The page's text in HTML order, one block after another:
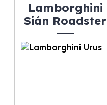
Lamborghini
Sián Roadster